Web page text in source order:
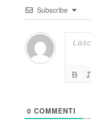
Subscribe
0 COMMENTI